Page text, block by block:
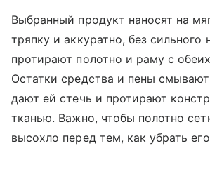
Выбранный продукт наносят на
тряпку и аккуратно, без сильного
протирают полотно и раму с
Остатки средства и пены
дают ей стечь и протирают
тканью. Важно, чтобы полотно
высохло перед тем, как убрать